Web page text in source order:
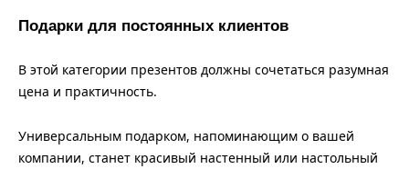
Подарки для постоянных клиентов
В этой категории презентов должны сочетаться разумная
цена и практичность.
Универсальным подарком, напоминающим о вашей
компании, станет красивый настенный или настольный